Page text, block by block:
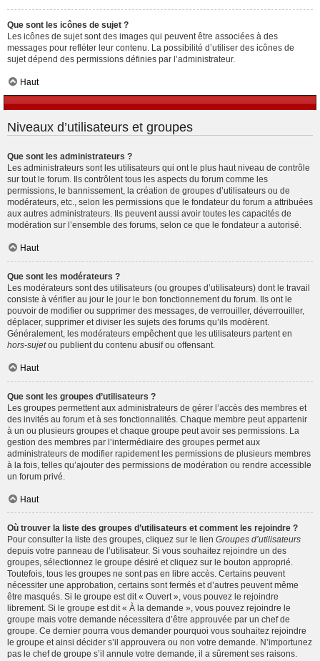
Que sont les icônes de sujet ?
Les icônes de sujet sont des images qui peuvent être associées à des
messages pour refléter leur contenu. La possibilité d’utiliser des icônes de
sujet dépend des permissions définies par l’administrateur.
Haut
Niveaux d’utilisateurs et groupes
Que sont les administrateurs ?
Les administrateurs sont les utilisateurs qui ont le plus haut niveau de contrôle
sur tout le forum. Ils contrôlent tous les aspects du forum comme les
permissions, le bannissement, la création de groupes d’utilisateurs ou de
modérateurs, etc., selon les permissions que le fondateur du forum a attribuées
aux autres administrateurs. Ils peuvent aussi avoir toutes les capacités de
modération sur l’ensemble des forums, selon ce que le fondateur a autorisé.
Haut
Que sont les modérateurs ?
Les modérateurs sont des utilisateurs (ou groupes d’utilisateurs) dont le travail
consiste à vérifier au jour le jour le bon fonctionnement du forum. Ils ont le
pouvoir de modifier ou supprimer des messages, de verrouiller, déverrouiller,
déplacer, supprimer et diviser les sujets des forums qu’ils modèrent.
Généralement, les modérateurs empêchent que les utilisateurs partent en
hors-sujetou publient du contenu abusif ou offensant.
Haut
Que sont les groupes d’utilisateurs ?
Les groupes permettent aux administrateurs de gérer l’accès des membres et
des invités au forum et à ses fonctionnalités. Chaque membre peut appartenir
à un ou plusieurs groupes et chaque groupe peut avoir ses permissions. La
gestion des membres par l’intermédiaire des groupes permet aux
administrateurs de modifier rapidement les permissions de plusieurs membres
à la fois, telles qu’ajouter des permissions de modération ou rendre accessible
un forum privé.
Haut
Où trouver la liste des groupes d’utilisateurs et comment les rejoindre ?
Pour consulter la liste des groupes, cliquez sur le lien Groupes d’utilisateurs
depuis votre panneau de l’utilisateur. Si vous souhaitez rejoindre un des
groupes, sélectionnez le groupe désiré et cliquez sur le bouton approprié.
Toutefois, tous les groupes ne sont pas en libre accès. Certains peuvent
nécessiter une approbation, certains sont fermés et d’autres peuvent même
être masqués. Si le groupe est dit « Ouvert », vous pouvez le rejoindre
librement. Si le groupe est dit « À la demande », vous pouvez rejoindre le
groupe mais votre demande nécessitera d’être approuvée par un chef de
groupe. Ce dernier pourra vous demander pourquoi vous souhaitez rejoindre
le groupe et ainsi décider s’il approuvera ou non votre demande. N’importunez
pas le chef de groupe s’il annule votre demande, il a sûrement ses raisons.